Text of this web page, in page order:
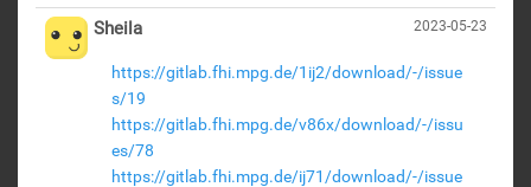
2023-05-23
Sheila
https://gitlab.fhi.mpg.de/1ij2/download/-/issue
s/19
https://gitlab.fhi.mpg.de/v86x/download/-/issu
es/78
https://gitlab.fhi.mpg.de/ij71/download/-/issue